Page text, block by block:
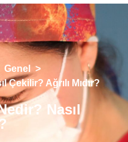
Genel
>
Çekilir? Ağrılı Mıdır?
Nasıl